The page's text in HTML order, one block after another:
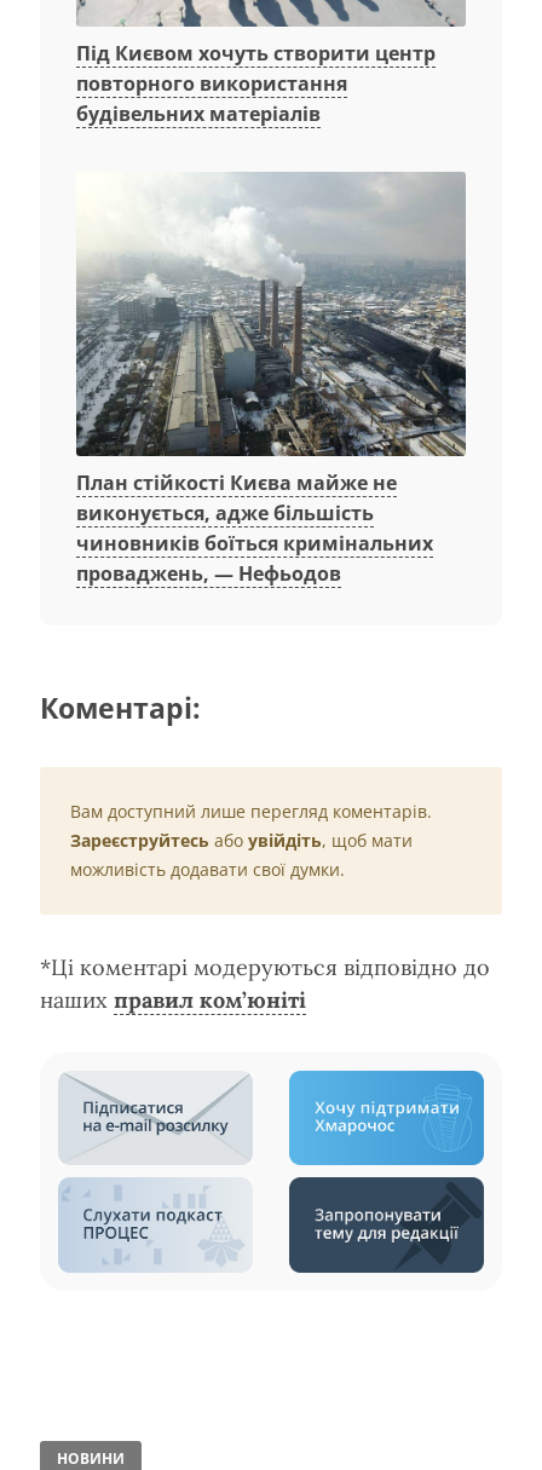
Під Києвом хочуть створити центр
повторного використання
будівельних матеріалів
План стійкості Києва майже не
виконується, адже більшість
чиновників боїться кримінальних
проваджень, — Нефьодов
Коментарі:
Вам доступний лише перегляд коментарів.
Зареєструйтесь або увійдіть, щоб мати
можливість додавати свої думки.
*Ці коментарі модеруються відповідно до
наших правил ком’юніті
НОВИНИ